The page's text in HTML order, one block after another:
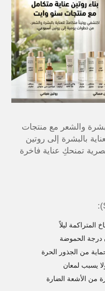
والشعر مع منتجات
بالبشرة إلى روتين
تمنحكِ عناية فاخرة
المتراكمة ليلاً
درجة الحموضة
يسبب لمعان